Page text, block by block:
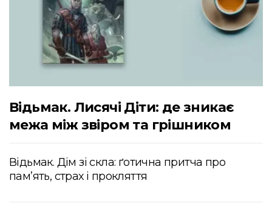
Відьмак. Лисячі Діти: де зникає
межа між звіром та грішником
Відьмак. Дім зі скла: ґотична притча про
пам’ять, страх і прокляття